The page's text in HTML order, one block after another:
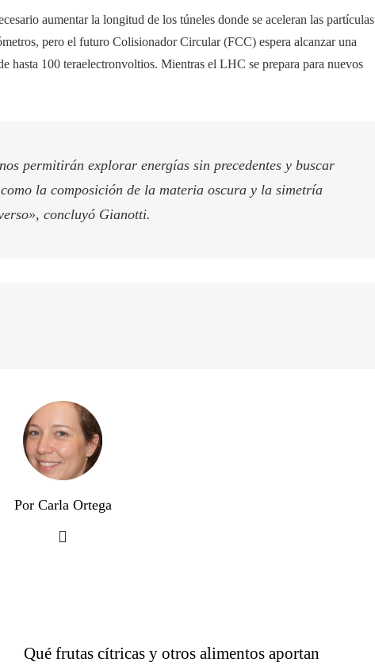
aumentar la longitud de los túneles donde se aceleran las partículas
pero el futuro Colisionador Circular (FCC) espera alcanzar una
hasta 100 teraelectronvoltios. Mientras el LHC se prepara para nuevos
permitirán explorar energías sin precedentes y buscar
la composición de la materia oscura y la simetría
concluyó Gianotti.
Por Carla Ortega
Qué frutas cítricas y otros alimentos aportan